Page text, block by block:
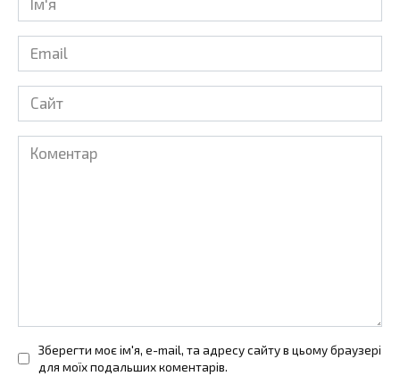
Email
Сайт
Коментар
Зберегти моє ім'я, e-mail, та адресу сайту в цьому браузері
для моїх подальших коментарів.